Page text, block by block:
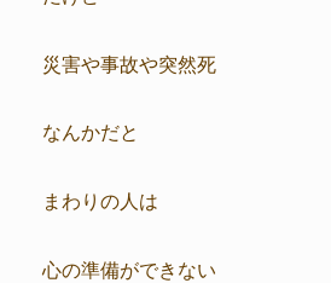
災害や事故や突然死
なんかだと
まわりの人は
心の準備ができない